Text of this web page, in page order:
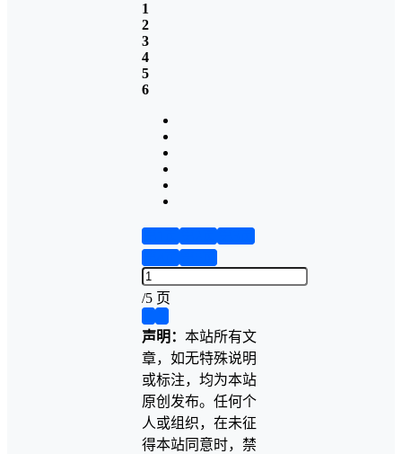
1
2
3
4
5
6
/5 页
声明： 本站所有文
章，如无特殊说明
或标注，均为本站
原创发布。任何个
人或组织，在未征
得本站同意时，禁